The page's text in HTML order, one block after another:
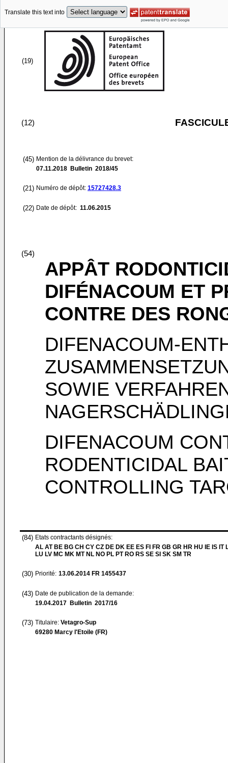
Translate this text into
(19)
(12)
(45) Mention de la délivrance du brevet:
07.11.2018 Bulletin 2018/45
(21) Numéro de dépôt: 15727428.3
(22) Date de dépôt: 11.06.2015
(54)
APPÂT
DIFÉNACOUM ET
CONTRE DES
DIFENACOUM-
SOWIE
DIFENACOUM
RODENTICIDAL
CONTROLLING
(84) Etats contractants désignés:
AL AT BE BG CH CY CZ DE DK EE ES FI FR GB GR HR HU IE IS IT
LU LV MC MK MT NL NO PL PT RO RS SE SI SK SM TR
(30) Priorité: 13.06.2014 FR 1455437
(43) Date de publication de la demande:
19.04.2017 Bulletin 2017/16
(73) Titulaire: Vetagro-Sup
69280 Marcy l'Etoile (FR)